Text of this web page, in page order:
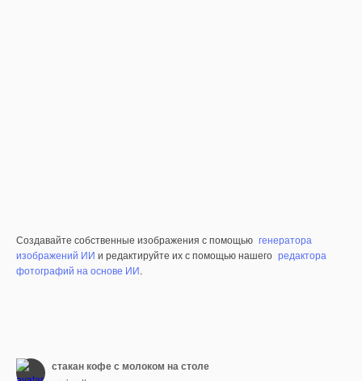
Создавайте собственные изображения с помощью генератора
изображений ИИ и редактируйте их с помощью нашего редактора
фотографий на основе ИИ.
стакан кофе с молоком на столе